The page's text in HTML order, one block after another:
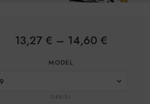
13,27 € – 14,60 €
MODEL
OBRIŠI